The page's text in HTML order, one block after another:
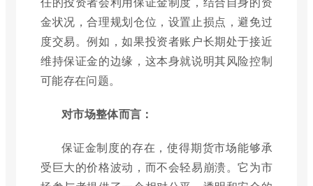
金状况，合理规划仓位，设置止损点，避免过
度交易。例如，如果投资者账户长期处于接近
维持保证金的边缘，这本身就说明其风险控制
可能存在问题。
对市场整体而言：
保证金制度的存在，使得期货市场能够承
受巨大的价格波动，而不会轻易崩溃。它为市